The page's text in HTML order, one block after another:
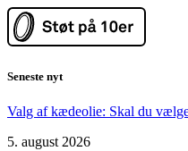
Seneste nyt
Valg af kædeolie: Skal du
5. august 2026